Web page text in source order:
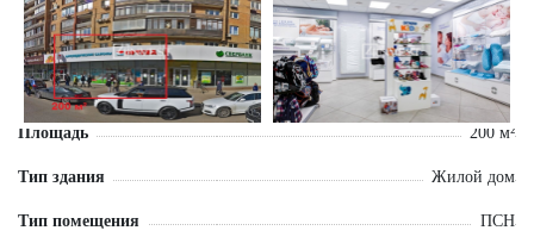
Площадь 200 м²
Тип здания Жилой дом
Тип помещения ПСН